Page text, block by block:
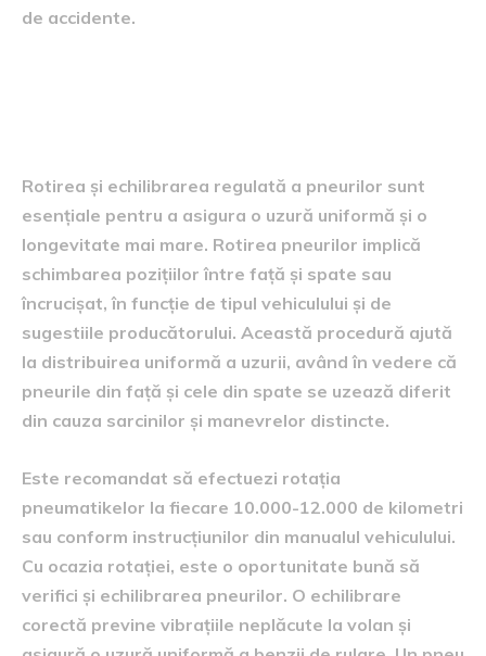
de accidente.
Rotirea și echilibrarea regulată a pneurilor sunt
esențiale pentru a asigura o uzură uniformă și o
longevitate mai mare. Rotirea pneurilor implică
schimbarea pozițiilor între față și spate sau
încrucișat, în funcție de tipul vehiculului și de
sugestiile producătorului. Această procedură ajută
la distribuirea uniformă a uzurii, având în vedere că
pneurile din față și cele din spate se uzează diferit
din cauza sarcinilor și manevrelor distincte.
Este recomandat să efectuezi rotația
pneumatikelor la fiecare 10.000-12.000 de kilometri
sau conform instrucțiunilor din manualul vehiculului.
Cu ocazia rotației, este o oportunitate bună să
verifici și echilibrarea pneurilor. O echilibrare
corectă previne vibrațiile neplăcute la volan și